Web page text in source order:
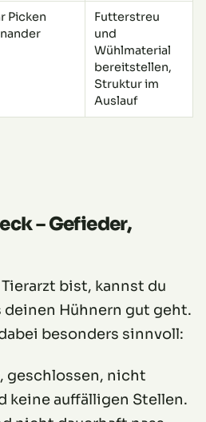
Picken
Futterstreu
und
Wühlmaterial
bereitstellen,
Struktur im
Auslauf
– Gefieder,
bist, kannst du
Hühnern gut geht.
besonders sinnvoll:
geschlossen, nicht
keine auffälligen Stellen.